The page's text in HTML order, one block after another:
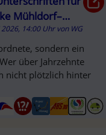
Mühldorf–
2026, 14:00 Uhr von WG
sondern ein
über Jahrzehnte
nicht plötzlich hinter